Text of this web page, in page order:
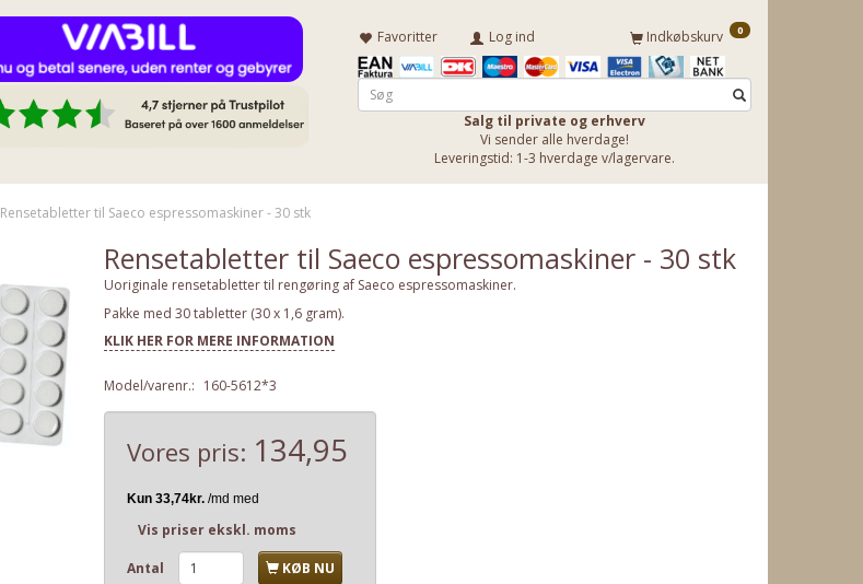
Indkøbskurv 0
Favoritter Log ind
Salg til private og erhverv
Vi sender alle hverdage!
Leveringstid: 1-3 hverdage v/lagervare.
Rensetabletter til Saeco espressomaskiner - 30 stk
Rensetabletter til Saeco espressomaskiner - 30 stk
Uoriginale rensetabletter til rengøring af Saeco espressomaskiner.
Pakke med 30 tabletter (30 x 1,6 gram).
KLIK HER FOR MERE INFORMATION
Model/varenr.: 160-5612*3
Vores pris: 134,95
Vis priser ekskl. moms
Antal KØB NU